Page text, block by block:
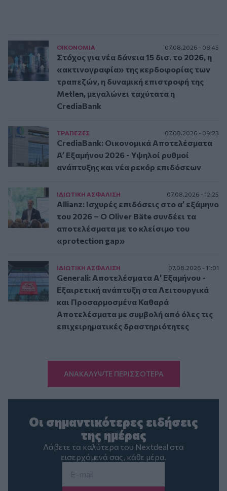
ΟΙΚΟΝΟΜΙΑ 07.08.2026 - 08:45
Στόχος για νέα δάνεια 15 δισ. το 2026, η
«ακτινογραφία» της κερδοφορίας των
τραπεζών, η δυναμική επιστροφή της
Metlen, μεγαλώνει ταχύτατα η
CrediaBank
ΤΡAΠΕΖΕΣ 07.08.2026 - 09:23
CrediaBank: Οικονομικά Αποτελέσματα
A’ Εξαμήνου 2026 - Υψηλοί ρυθμοί
ανάπτυξης και νέα ρεκόρ επιδόσεων
ΙΔΙΩΤΙΚΗ ΑΣΦAΛΙΣΗ 07.08.2026 - 12:25
Allianz: Ισχυρές επιδόσεις στο α’ εξάμηνο
του 2026 – Ο Oliver Bäte συνδέει τα
αποτελέσματα με το κλείσιμο του
«protection gap»
ΙΔΙΩΤΙΚΗ ΑΣΦAΛΙΣΗ 07.08.2026 - 11:01
Generali: Αποτελέσματα Α' Εξαμήνου -
Εξαιρετική ανάπτυξη στα Λειτουργικά
και Προσαρμοσμένα Καθαρά
Αποτελέσματα με συμβολή από όλες τις
επιχειρηματικές δραστηριότητες
ΑΝΑΚΑΛΥΨΤΕ ΠΕΡΙΣΣΟΤΕΡΑ
Οι σημαντικότερες ειδήσεις
της ημέρας
Λάβετε τα καλύτερα του Nextdeal στα
εισερχόμενά σας, κάθε μέρα.